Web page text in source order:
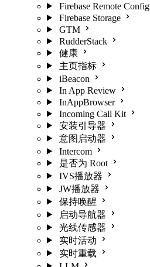
Firebase Remote Config
Firebase Storage
GTM
RudderStack
健康
主页指标
iBeacon
In App Review
InAppBrowser
Incoming Call Kit
安装引导器
意图启动器
Intercom
是否为 Root
IVS播放器
JW播放器
保持唤醒
启动导航器
光线传感器
实时活动
实时重载